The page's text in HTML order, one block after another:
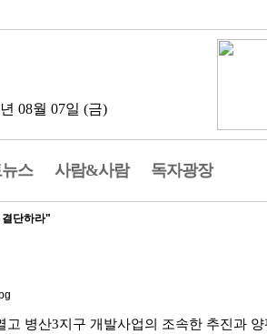
08월 07일 (금)
스 사람&사람 독자광장
단하라"
병산3지구 개발사업의 조속한 추진과